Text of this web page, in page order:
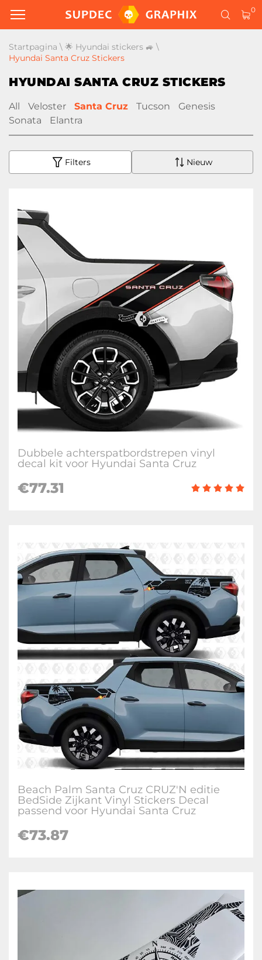
0
Startpagina \ 🌟 Hyundai stickers 🚙 \
Hyundai Santa Cruz Stickers
HYUNDAI SANTA CRUZ STICKERS
All Veloster Santa Cruz Tucson
Genesis
Sonata
Elantra
Filters Nieuw
Dubbele achterspatbordstrepen vinyl
decal kit voor Hyundai Santa Cruz
€77.31
Beach Palm Santa Cruz CRUZ'N editie
BedSide Zijkant Vinyl Stickers Decal
passend voor Hyundai Santa Cruz
€73.87